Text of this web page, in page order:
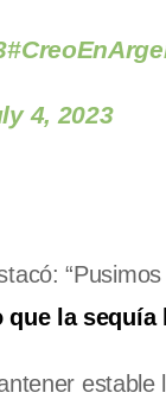
4, 2023
la